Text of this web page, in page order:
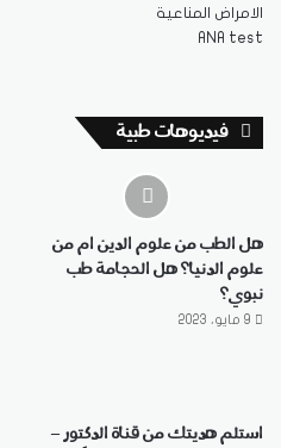
فيديوهات طبية
هل الطب من علوم الدين ام من
علوم الدنيا؟ هل الحجامة طب
نبوي؟
9 مايو، 2023
استلم هديتك من قناة الدكتور –